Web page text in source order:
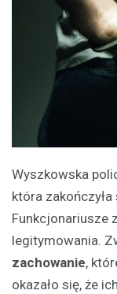
Wyszkowska
która
Funkcjonariusze
legitymowania.
zachowanie,
okazało się, że